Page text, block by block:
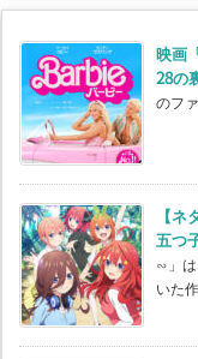
映画
28の
のフ
【
五つ
∽」は
いた